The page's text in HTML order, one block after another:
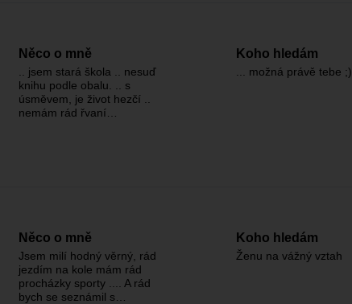
Něco o mně
.. jsem stará škola .. nesuď
knihu podle obalu. .. s
úsměvem, je život hezčí ..
nemám rád řvaní…
Koho hledám
... možná právě tebe ;)
Něco o mně
Jsem milí hodný věrný, rád
jezdím na kole mám rád
procházky sporty .... A rád
bych se seznámil s…
Koho hledám
Ženu na vážný vztah